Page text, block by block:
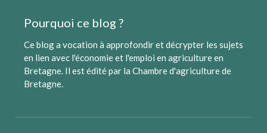
Pourquoi ce blog ?
Ce blog a vocation à approfondir et décrypter les sujets
en lien avec l'économie et l'emploi en agriculture en
Bretagne. Il est édité par la Chambre d'agriculture de
Bretagne.